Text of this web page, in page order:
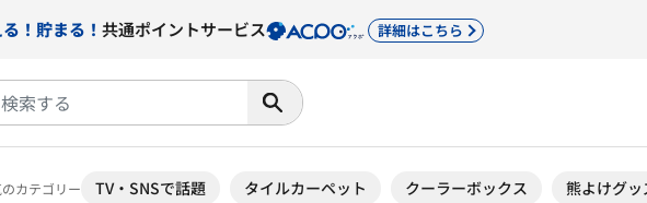
！貯まる！ 共通ポイントサービス 詳細はこちら
のカテゴリー TV・SNSで話題 タイルカーペット クーラーボックス 熊よけグッ